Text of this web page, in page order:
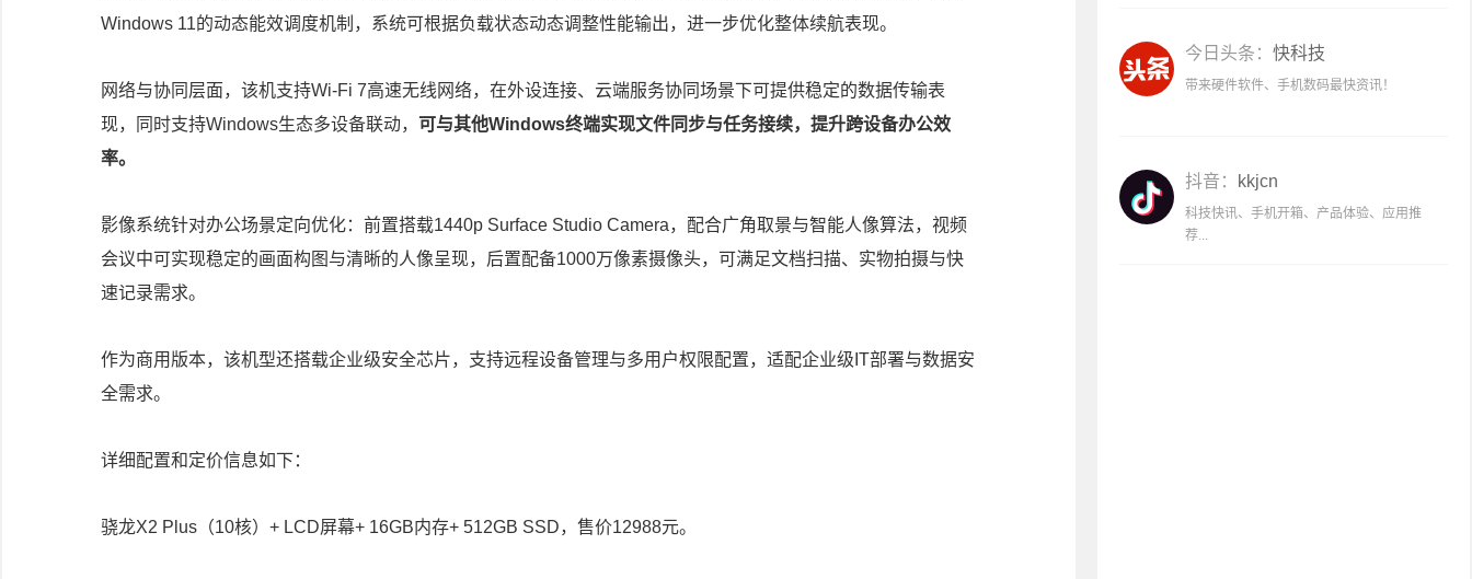
Windows 11的动态能效调度机制，系统可根据负载状态动态调整性能输出，进一步优化整体续航表现。
网络与协同层面，该机支持Wi-Fi 7高速无线网络，在外设连接、云端服务协同场景下可提供稳定的数据传输表
现，同时支持Windows生态多设备联动， 可与其他Windows终端实现文件同步与任务接续，提升跨设备办公效
率。
影像系统针对办公场景定向优化：前置搭载1440p Surface Studio Camera，配合广角取景与智能人像算法，视频
会议中可实现稳定的画面构图与清晰的人像呈现，后置配备1000万像素摄像头，可满足文档扫描、实物拍摄与快
速记录需求。
作为商用版本，该机型还搭载企业级安全芯片，支持远程设备管理与多用户权限配置，适配企业级IT部署与数据安
全需求。
详细配置和定价信息如下：
骁龙X2 Plus（10核）+ LCD屏幕+ 16GB内存+ 512GB SSD，售价12988元。
今日头条： 快科技
带来硬件软件、手机数码最快资讯！
抖音： kkjcn
科技快讯、手机开箱、产品体验、应用推
荐...